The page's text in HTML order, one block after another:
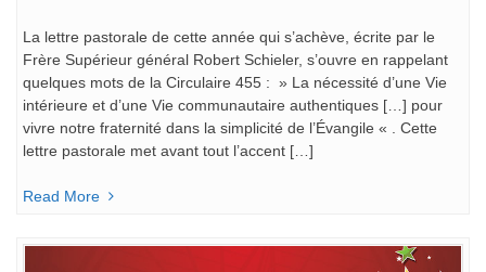
La lettre pastorale de cette année qui s’achève, écrite par le
Frère Supérieur général Robert Schieler, s’ouvre en rappelant
quelques mots de la Circulaire 455 : » La nécessité d’une Vie
intérieure et d’une Vie communautaire authentiques […] pour
vivre notre fraternité dans la simplicité de l’Évangile « . Cette
lettre pastorale met avant tout l’accent […]
Read More